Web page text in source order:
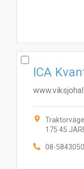
ICA
175 45
08-